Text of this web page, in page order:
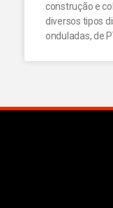
construção e
diversos tipos
onduladas, de